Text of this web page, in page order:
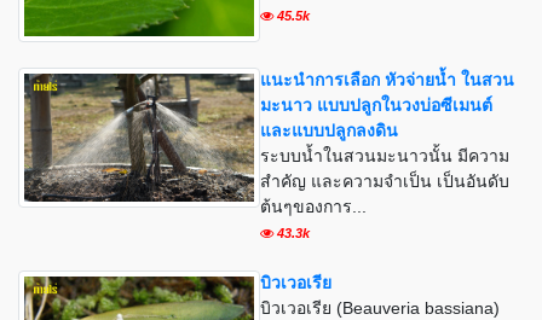
45.5k
แนะนำการเลือก หัวจ่ายน้ำ ในสวน
มะนาว แบบปลูกในวงบ่อซีเมนต์
และแบบปลูกลงดิน
ระบบน้ำในสวนมะนาวนั้น มีความ
สำคัญ และความจำเป็น เป็นอันดับ
ต้นๆของการ...
43.3k
บิวเวอเรีย
บิวเวอเรีย (Beauveria bassiana)